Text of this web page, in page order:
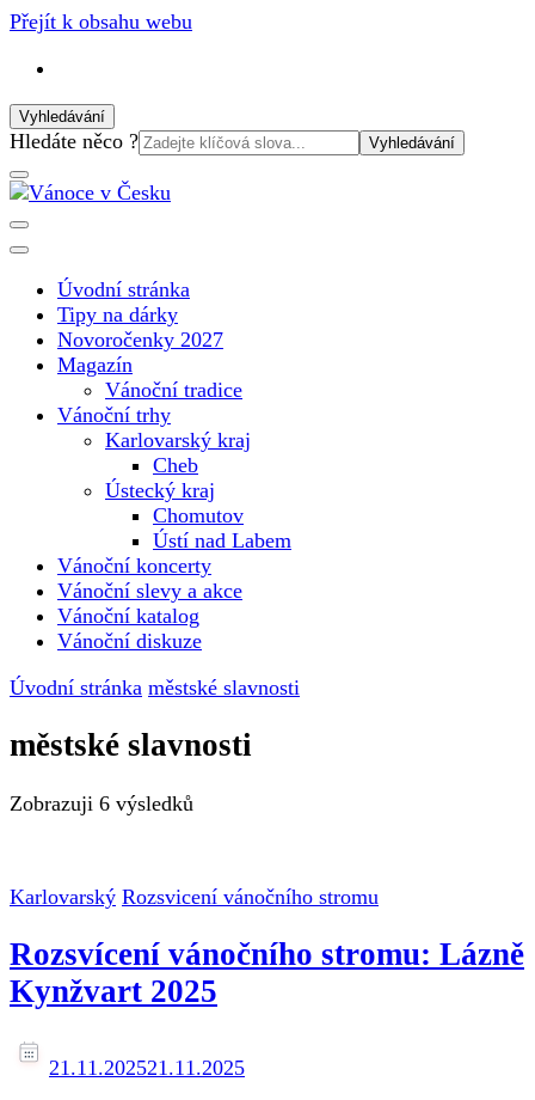
Přejít k obsahu webu
Vyhledávání
Vyhledat:
Hledáte něco ?
Vánoce v Česku
nejkrásnějším svátku v roce v České republice
Úvodní stránka
Tipy na dárky
Novoročenky 2027
Magazín
Vánoční tradice
Vánoční trhy
Karlovarský kraj
Cheb
Ústecký kraj
Chomutov
Ústí nad Labem
Vánoční koncerty
Vánoční slevy a akce
Vánoční katalog
Vánoční diskuze
Úvodní stránka městské slavnosti
městské slavnosti
Zobrazuji 6 výsledků
Karlovarský Rozsvicení vánočního stromu
Rozsvícení vánočního stromu: Lázně
Kynžvart 2025
21.11.202521.11.2025